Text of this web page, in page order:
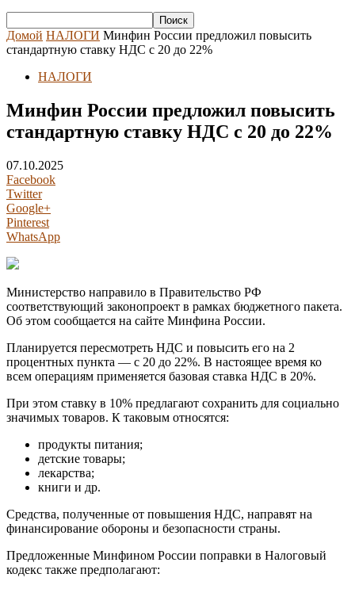
Домой НАЛОГИ Минфин России предложил повысить
стандартную ставку НДС с 20 до 22%
НАЛОГИ
Минфин России предложил повысить
стандартную ставку НДС с 20 до 22%
07.10.2025
Facebook
Twitter
Google+
Pinterest
WhatsApp
Министерство направило в Правительство РФ
соответствующий законопроект в рамках бюджетного пакета.
Об этом сообщается на сайте Минфина России.
Планируется пересмотреть НДС и повысить его на 2
процентных пункта — с 20 до 22%. В настоящее время ко
всем операциям применяется базовая ставка НДС в 20%.
При этом ставку в 10% предлагают сохранить для социально
значимых товаров. К таковым относятся:
продукты питания;
детские товары;
лекарства;
книги и др.
Средства, полученные от повышения НДС, направят на
финансирование обороны и безопасности страны.
Предложенные Минфином России поправки в Налоговый
кодекс также предполагают: